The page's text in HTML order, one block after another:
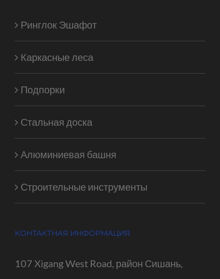
Ринглок Эшафот
Каркасные леса
Подпорки
Стальная доска
Алюминиевая башня
Строительные инструменты
КОНТАКТНАЯ ИНФОРМАЦИЯ
107 Xigang West Road, район Сишань,